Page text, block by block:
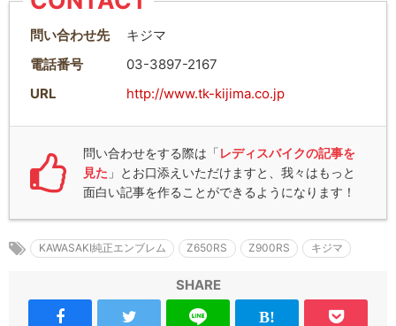
問い合わせ先
キジマ
電話番号
03-3897-2167
URL
http://www.tk-kijima.co.jp
問い合わせをする際は「 レディスバイクの記事を
見た 」とお口添えいただけますと、我々はもっと
面白い記事を作ることができるようになります！
KAWASAKI純正エンブレム Z650RS Z900RS キジマ
SHARE